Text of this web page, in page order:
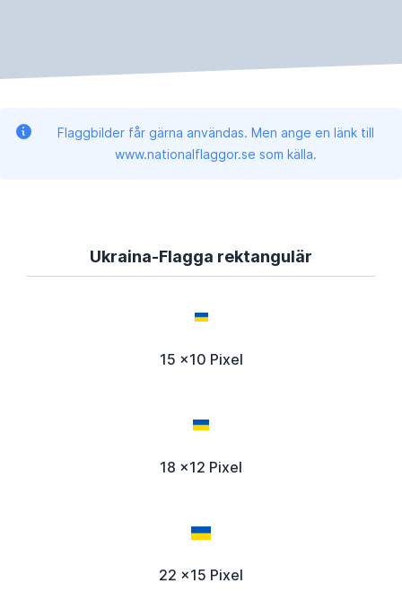
Flaggbilder får gärna användas. Men ange en länk till
www.nationalflaggor.se som källa.
Ukraina-Flagga rektangulär
15 x10 Pixel
18 x12 Pixel
22 x15 Pixel